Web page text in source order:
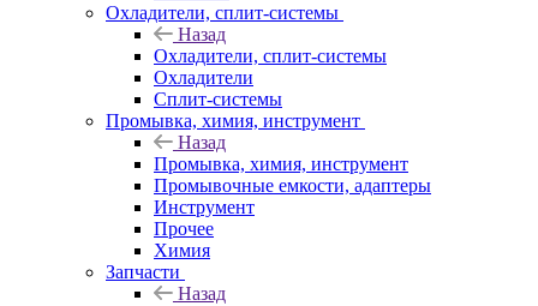
Охладители, сплит-системы
Назад
Охладители, сплит-системы
Охладители
Сплит-системы
Промывка, химия, инструмент
Назад
Промывка, химия, инструмент
Промывочные емкости, адаптеры
Инструмент
Прочее
Химия
Запчасти
Назад